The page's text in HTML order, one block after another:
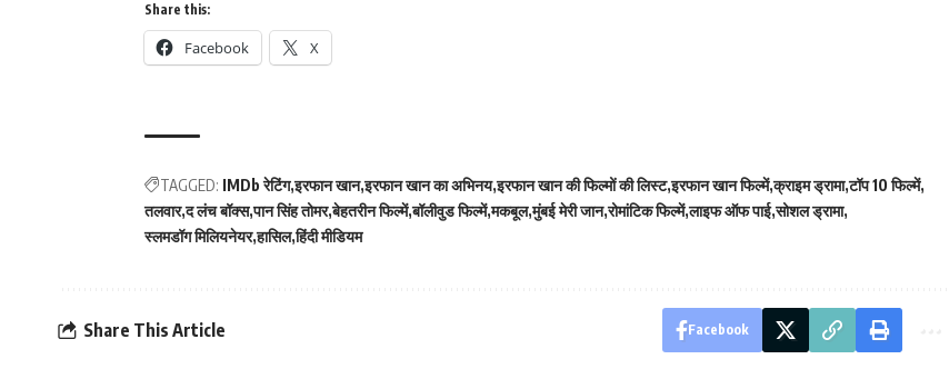
Share this:
Facebook X
TAGGED: IMDb रेटिंग इरफान खान इरफान खान का अभिनय इरफान खान की फिल्मों की लिस्ट इरफान खान फिल्में क्राइम ड्रामा टॉप 10 फिल्में
तलवार द लंच बॉक्स पान सिंह तोमर बेहतरीन फिल्में बॉलीवुड फिल्में मकबूल मुंबई मेरी जान रोमांटिक फिल्में लाइफ ऑफ पाई सोशल ड्रामा
स्लमडॉग मिलियनेयर हासिल हिंदी मीडियम
Share This Article Facebook